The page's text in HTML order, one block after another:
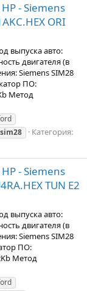
- Siemens
ORI
выпуска авто:
двигателя (в
Siemens SIM28
ПО:
Метод
sim28
Категория:
- Siemens
TUN Е2
выпуска авто:
двигателя (в
Siemens SIM28
ПО:
Метод